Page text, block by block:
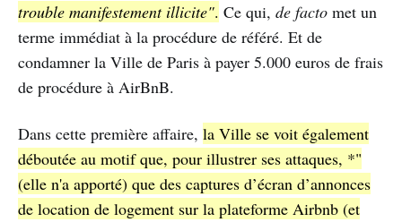
trouble manifestement illicite". Ce qui, de facto met un
terme immédiat à la procédure de référé. Et de
condamner la Ville de Paris à payer 5.000 euros de frais
de procédure à AirBnB.
Dans cette première affaire, la Ville se voit également
déboutée au motif que, pour illustrer ses attaques, *"
(elle n'a apporté) que des captures d’écran d’annonces
de location de logement sur la plateforme Airbnb (et